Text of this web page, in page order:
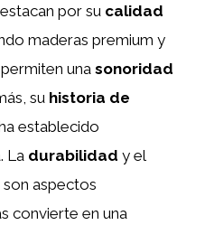
por su calidad
maderas premium y
una sonoridad
su historia de
establecido
La durabilidad y el
aspectos
convierte en una